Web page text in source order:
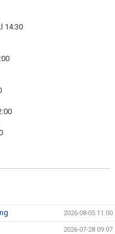
14:30
2026-08-05 11:00
2026-07-28 09:07